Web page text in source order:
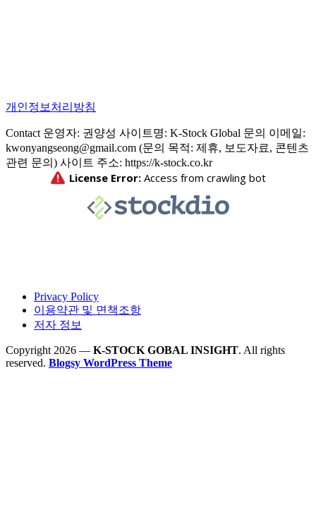
개인정보처리방침
Contact 운영자: 권양성 사이트명: K-Stock Global 문의 이메일:
kwonyangseong@gmail.com (문의 목적: 제휴, 보도자료, 콘텐츠
관련 문의) 사이트 주소: https://k-stock.co.kr
Privacy Policy
이용약관 및 면책조항
저자 정보
Copyright 2026 — K-STOCK GOBAL INSIGHT. All rights
reserved. Blogsy WordPress Theme